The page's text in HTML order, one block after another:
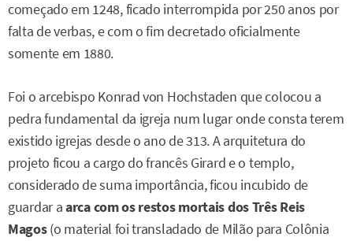
começado em 1248, ficado interrompida por 250 anos por
falta de verbas, e com o fim decretado oficialmente
somente em 1880.
Foi o arcebispo Konrad von Hochstaden que colocou a
pedra fundamental da igreja num lugar onde consta terem
existido igrejas desde o ano de 313. A arquitetura do
projeto ficou a cargo do francês Girard e o templo,
considerado de suma importância, ficou incubido de
guardar aarca com os restos mortais dos Três Reis
Magos(o material foi transladado de Milão para Colônia